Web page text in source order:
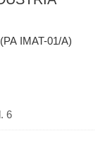
IMAT-01/A)
6